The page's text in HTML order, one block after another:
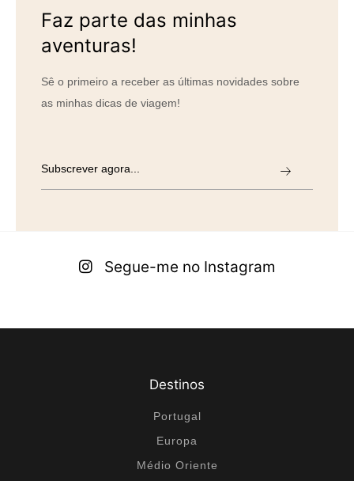
Faz parte das minhas
aventuras!
Sê o primeiro a receber as últimas novidades sobre
as minhas dicas de viagem!
Segue-me no Instagram
Destinos
Portugal
Europa
Médio Oriente